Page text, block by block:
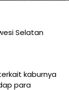
Selatan
kaburnya
para